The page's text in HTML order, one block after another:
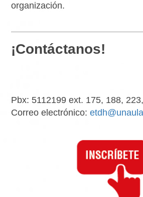
organización.
¡Contáctanos!
Pbx: 5112199 ext. 175, 188,
Correo electrónico: